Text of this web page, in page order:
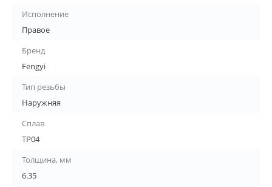
Исполнение
Правое
Бренд
Fengyi
Тип резьбы
Наружняя
Сплав
TP04
Толщина, мм
6.35